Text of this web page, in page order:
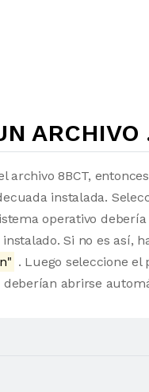
ARCHIVO
archivo 8BCT,
instalada.
operativo
Si no es así,
. Luego seleccione
deberían abrirse